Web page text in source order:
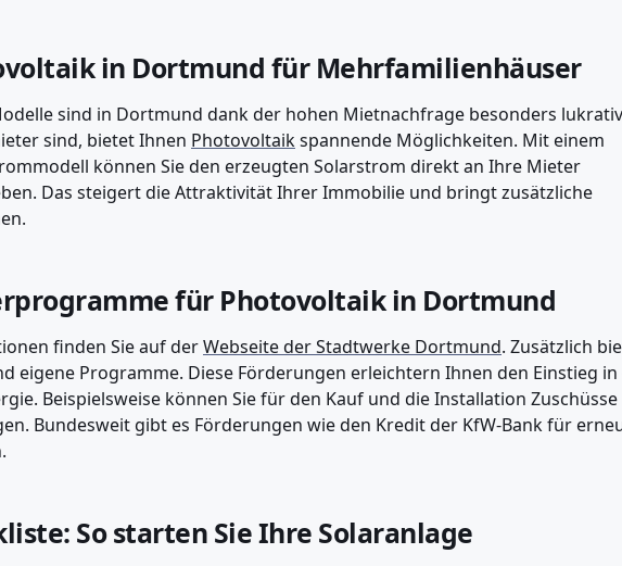
in Dortmund für Mehrfamilienhäuser
sind in Dortmund dank der hohen Mietnachfrage besonders
sind, bietet Ihnen Photovoltaikspannende Möglichkeiten. Mit einem
können Sie den erzeugten Solarstrom direkt an Ihre Mieter
Das steigert die Attraktivität Ihrer Immobilie und bringt zusätzliche
für Photovoltaik in Dortmund
finden Sie auf derWebseite der Stadtwerke Dortmund. Zusätzlich
eigene Programme. Diese Förderungen erleichtern Ihnen den Einstieg in
Beispielsweise können Sie für den Kauf und die Installation Zuschüsse
Bundesweit gibt es Förderungen wie den Kredit der KfW-Bank für
So starten Sie Ihre Solaranlage